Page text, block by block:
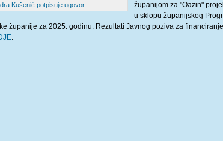
Kušenić potpisuje ugovor
županijom za "Oazin"
u sklopu županijskog
županije za 2025. godinu. Rezultati Javnog poziva za
.